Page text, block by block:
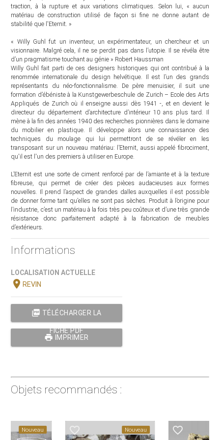
traction, à la rupture et aux variations climatiques. Selon lui, « aucun
matériau de construction utilisé de façon si fine ne donne autant de
stabilité que l'Eternit. »
« Willy Guhl fut un inventeur, un expérimentateur, un chercheur et un
visionnaire. Malgré cela, il ne se perdit pas dans l’utopie. Il se révéla être
d’un pragmatisme touchant au génie » Robert Haussman
Willy Guhl fait parti de ces designers historiques qui ont contribué à la
renommée internationale du design helvétique. Il est l’un des grands
représentants du néo-fonctionnalisme. De père menuisier, il suit une
formation d’ébéniste à la Kunstgewerbeschule de Zurich – Ecole des Arts
Appliqués de Zurich où il enseigne aussi dès 1941 -, et en devient le
directeur du département d’architecture d’intérieur 10 ans plus tard. Il
mène à la fin des années 1940 des recherches pionnières dans le domaine
du mobilier en plastique. Il développe alors une connaissance des
techniques du moulage qui lui permettront de se révéler en les
transposant sur un nouveau matériau: l’Eternit, aussi appelé fibrociment,
qu'il est l'un des premiers à utiliser en Europe.
L’Eternit est une sorte de ciment renforcé par de l’amiante et à la texture
fibreuse, qui permet de créer des pièces audacieuses aux formes
nouvelles. Il prend l’aspect de grandes dalles auxquelles il est possible
de donner forme tant qu’elles ne sont pas sèches. Produit à l’origine pour
l’industrie, c’est un matériau à la fois très peu coûteux et d’une très grande
résistance donc parfaitement adapté à la fabrication de meubles
d’extérieurs.
Informations
LOCALISATION ACTUELLE
location_onREVIN
picture_as_pdf TÉLÉCHARGER LA
FICHE PDF
print IMPRIMER
Objets recommandés :
Nouveau Nouveau favorite_border